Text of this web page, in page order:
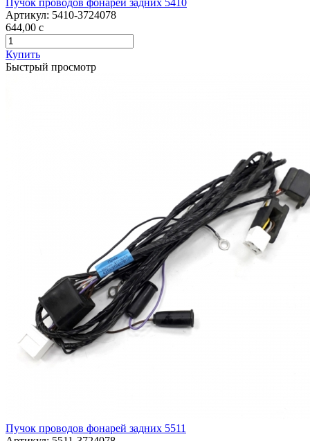
Пучок проводов фонарей задних 5410
Артикул: 5410-3724078
644,00 c
Купить
Быстрый просмотр
Пучок проводов фонарей задних 5511